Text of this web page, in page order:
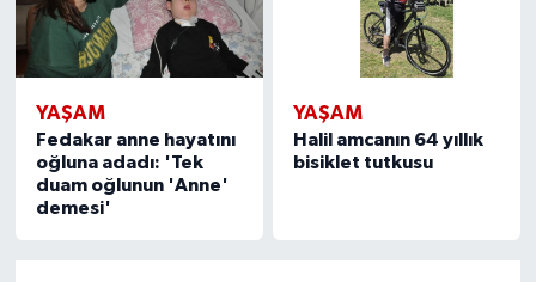
YAŞAM
Fedakar anne hayatını
oğluna adadı: 'Tek
duam oğlunun 'Anne'
demesi'
YAŞAM
Halil amcanın 64 yıllık
bisiklet tutkusu